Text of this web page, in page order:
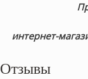
интернет-
Отзывы